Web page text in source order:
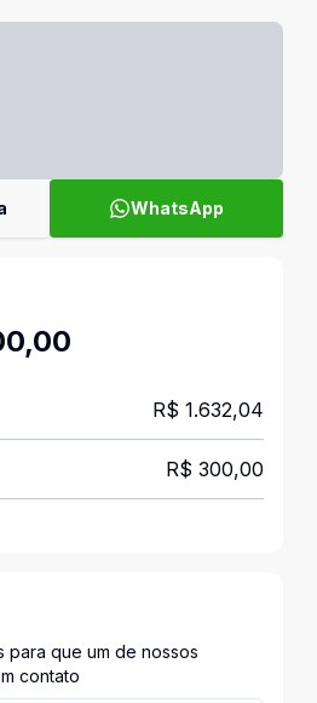
WhatsApp
R$ 1.632,04
R$ 300,00
para que um de nossos
contato